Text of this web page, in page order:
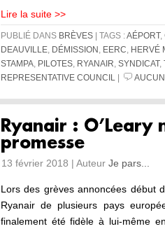
Lire la suite >>
PUBLIÉ DANS BRÈVES | TAGS :AÉPORT,
DEAUVILLE
DÉMISSION EERC
HERVÉ
STAMPA
PILOTES RYANAIR SYNDICAT,
REPRESENTATIVE COUNCIL
Ryanair : O’Leary
promesse
13 février 2018 | Auteur Je pars...
Lors des grèves annoncées début
Ryanair de plusieurs pays
finalement été fidèle à lui-même